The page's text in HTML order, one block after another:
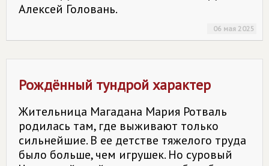
Алексей Головань.
06 мая 2025
Рождённый тундрой характер
Жительница Магадана Мария Ротваль
родилась там, где выживают только
сильнейшие. В ее детстве тяжелого труда
было больше, чем игрушек. Но суровый